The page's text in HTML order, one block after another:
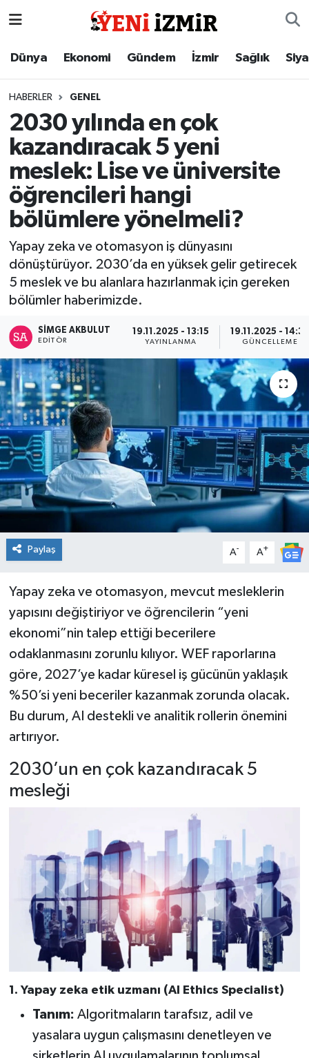
Dünya Ekonomi Gündem İzmir Sağlık
HABERLER GENEL
2030 yılında en çok
kazandıracak 5 yeni
meslek: Lise ve üniversite
öğrencileri hangi
bölümlere yönelmeli?
Yapay zeka ve otomasyon iş dünyasını
dönüştürüyor. 2030’da en yüksek gelir getirecek
5 meslek ve bu alanlara hazırlanmak için gereken
bölümler haberimizde.
SIMGE AKBULUT
EDITÖR
19.11.2025 - 13:15
YAYINLANMA
19.11.2025 - 14:32
GÜNCELLEME
Paylaş A- A+
Yapay zeka ve otomasyon, mevcut mesleklerin
yapısını değiştiriyor ve öğrencilerin “yeni
ekonomi”nin talep ettiği becerilere
odaklanmasını zorunlu kılıyor. WEF raporlarına
göre, 2027’ye kadar küresel iş gücünün yaklaşık
%50’si yeni beceriler kazanmak zorunda olacak.
Bu durum, AI destekli ve analitik rollerin önemini
artırıyor.
2030’un en çok kazandıracak 5
mesleği
1. Yapay zeka etik uzmanı (AI Ethics Specialist)
Tanım: Algoritmaların tarafsız, adil ve
yasalara uygun çalışmasını denetleyen ve
Dünya
Gündem
İzmir
Sağlık
Siyaset
Magazin
Resmi İlanlar
Spor
Teknoloji
Tatil ve Seyahat
Çevre
Okul Gazetesi
İzmir Nöbetçi Eczaneler
İzmir Namaz Vakitleri
İzmir Trafik Yoğunluk Haritası
Süper Lig Puan Durumu ve Fikstür
Tüm Manşetler
Son Dakika Haberleri
Haber Arşivi